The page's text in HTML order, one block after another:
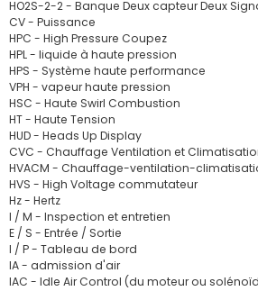
HO2S-2-2 - Banque Deux capteur Deux
CV - Puissance
HPC - High Pressure Coupez
HPL - liquide à haute pression
HPS - Système haute performance
VPH - vapeur haute pression
HSC - Haute Swirl Combustion
HT - Haute Tension
HUD - Heads Up Display
CVC - Chauffage Ventilation et
HVACM - Chauffage-ventilation-
HVS - High Voltage commutateur
Hz - Hertz
I / M - Inspection et entretien
E / S - Entrée / Sortie
I / P - Tableau de bord
IA - admission d'air
IAC - Idle Air Control (du moteur ou